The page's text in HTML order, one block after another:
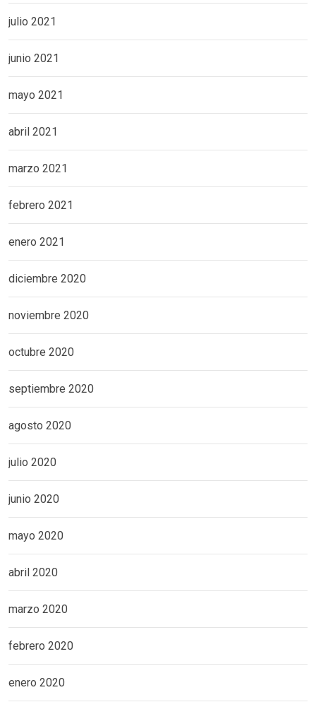
julio 2021
junio 2021
mayo 2021
abril 2021
marzo 2021
febrero 2021
enero 2021
diciembre 2020
noviembre 2020
octubre 2020
septiembre 2020
agosto 2020
julio 2020
junio 2020
mayo 2020
abril 2020
marzo 2020
febrero 2020
enero 2020